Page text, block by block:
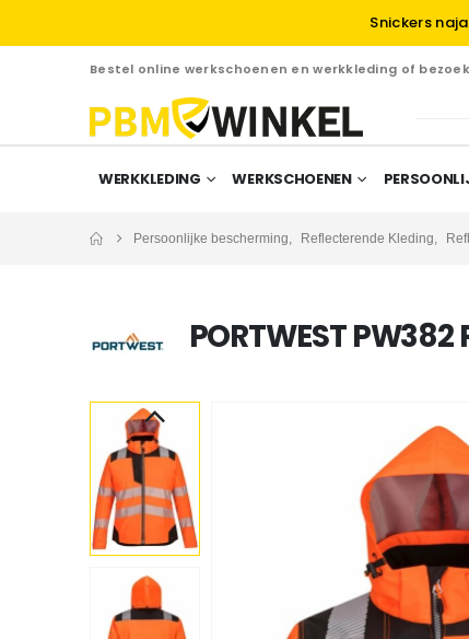
Snickers
Bestel online werkschoenen en werkkleding of
WERKKLEDING WERKSCHOENEN
Persoonlijke bescherming, Reflecterende Kleding,
PORTWEST